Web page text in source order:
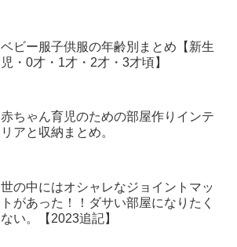
ベビー服子供服の年齢別まとめ【新生
児・0才・1才・2才・3才頃】
赤ちゃん育児のための部屋作りインテ
リアと収納まとめ。
世の中にはオシャレなジョイントマッ
トがあった！！ダサい部屋になりたく
ない。【2023追記】